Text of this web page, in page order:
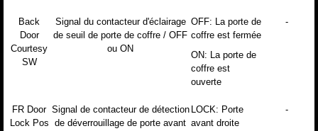
Back
Door
Courtesy
SW
Signal du contacteur d'éclairage
de seuil de porte de coffre / OFF
ou ON
OFF: La porte de
coffre est fermée
ON: La porte de
coffre est
ouverte
-
FR Door
Lock Pos
Signal de contacteur de détection
de déverrouillage de porte avant
LOCK: Porte
avant droite
-